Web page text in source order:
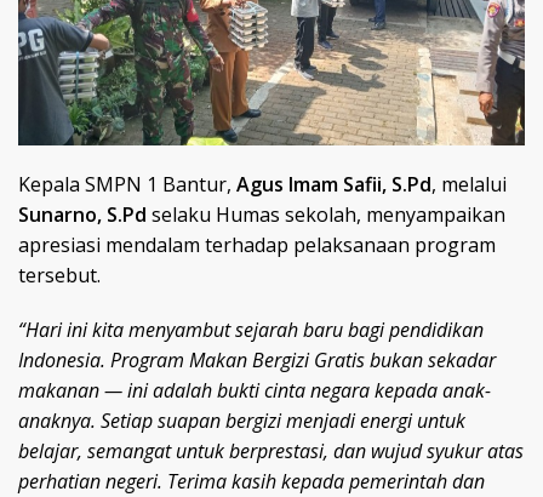
Kepala SMPN 1 Bantur, Agus Imam Safii, S.Pd, melalui
Sunarno, S.Pd selaku Humas sekolah, menyampaikan
apresiasi mendalam terhadap pelaksanaan program
tersebut.
“Hari ini kita menyambut sejarah baru bagi pendidikan
Indonesia. Program Makan Bergizi Gratis bukan sekadar
makanan — ini adalah bukti cinta negara kepada anak-
anaknya. Setiap suapan bergizi menjadi energi untuk
belajar, semangat untuk berprestasi, dan wujud syukur atas
perhatian negeri. Terima kasih kepada pemerintah dan